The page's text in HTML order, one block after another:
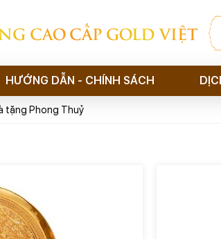
CAO CẤP GOLD VIỆT
HƯỚNG DẪN - CHÍNH SÁCH
tặng Phong Thuỷ